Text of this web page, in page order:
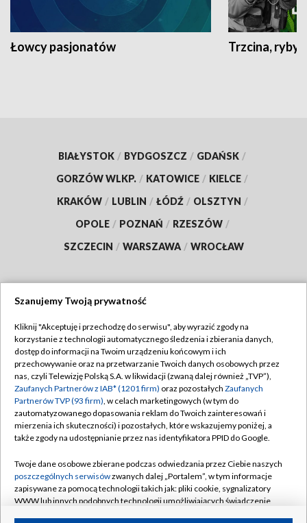
Łowcy pasjonatów Trzcina, ryby
BIAŁYSTOK / BYDGOSZCZ / GDAŃSK /
GORZÓW WLKP. / KATOWICE / KIELCE /
KRAKÓW / LUBLIN / ŁÓDŹ / OLSZTYN /
OPOLE / POZNAŃ / RZESZÓW /
SZCZECIN / WARSZAWA / WROCŁAW
TVP
Abonament TVP
Emisja w TVP
Centrum informacji TVP
Naziemna Telewizja Cyfrowa
Rada Programowa
System NOS
Informacje o nadawcy
Regulamin TVP
Polityka prywatności
Moje zgody
Pomoc
Kontakt
Szanujemy Twoją prywatność
Kliknij "Akceptuję i przechodzę do serwisu", aby wyrazić zgody na
korzystanie z technologii automatycznego śledzenia i zbierania danych,
dostęp do informacji na Twoim urządzeniu końcowym i ich
przechowywanie oraz na przetwarzanie Twoich danych osobowych przez
nas, czyli Telewizję Polską S.A. w likwidacji (zwaną dalej również „TVP”),
Zaufanych Partnerów z IAB* (1201 firm) oraz pozostałych Zaufanych
Partnerów TVP (93 firm), w celach marketingowych (w tym do
zautomatyzowanego dopasowania reklam do Twoich zainteresowań i
mierzenia ich skuteczności) i pozostałych, które wskazujemy poniżej, a
także zgody na udostępnianie przez nas identyfikatora PPID do Google.
Twoje dane osobowe zbierane podczas odwiedzania przez Ciebie naszych
poszczególnych serwisówzwanych dalej „Portalem”, w tym informacje
zapisywane za pomocą technologii takich jak: pliki cookie, sygnalizatory
WWW lub innych podobnych technologii umożliwiających świadczenie